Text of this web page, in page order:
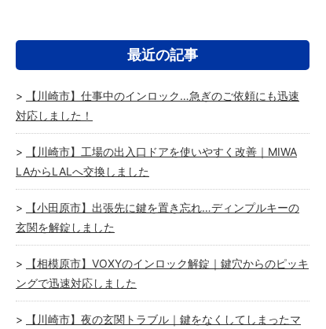
最近の記事
【川崎市】仕事中のインロック…急ぎのご依頼にも迅速
対応しました！
【川崎市】工場の出入口ドアを使いやすく改善｜MIWA
LAからLALへ交換しました
【小田原市】出張先に鍵を置き忘れ…ディンプルキーの
玄関を解錠しました
【相模原市】VOXYのインロック解錠｜鍵穴からのピッキ
ングで迅速対応しました
【川崎市】夜の玄関トラブル｜鍵をなくしてしまったマ